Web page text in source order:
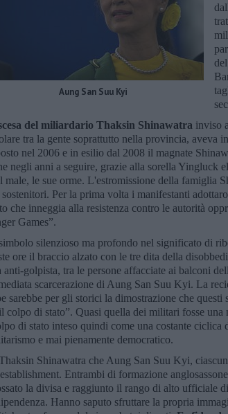
Aung San Suu Kyi
del miliardario Thaksin Shinawatra inviso
tra la gente soprattutto nella provincia, aveva
nel 2006 e in esilio dal 2008 il magnate
negli anni a seguire, grazie alla sorella Yingluck
male, le sue orme. L'estromissione della famiglia
Per la prima volta i manifestanti
che inneggia alla resistenza contro le autorità
Games”.
silenzioso ma profondo nel significato di
ore il braccio alzato con le tre dita della
anti-golpista, tra le persone affacciate ai balconi
scarcerazione di Aung San Suu Kyi. La
sarebbe per gli storici la dimostrazione che
colpo di stato”. Quasi quella dei militari fosse
di stato inteso quindi come una costante
e mai pienamente democratico.
Shinawatra che Aung San Suu Kyi,
Entrambi di formazione
la divisa e raggiunto il rango di alto ufficiale
Hanno saputo sfruttare la propria